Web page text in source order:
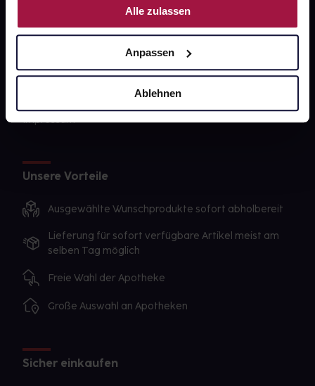
Alle zulassen
Anpassen
Ablehnen
Datenschutz
Impressum
Unsere Vorteile
Ausgewählte Wunschprodukte sofort abholbereit
Lieferung für sofort verfügbare Artikel meist am
selben Tag möglich
Freie Wahl der Apotheke
Große Auswahl an Apotheken
Sicher einkaufen